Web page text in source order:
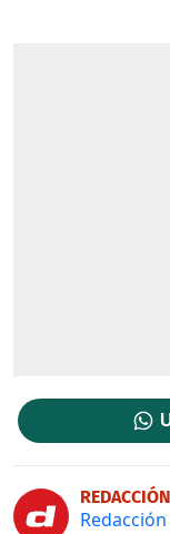
Redacción